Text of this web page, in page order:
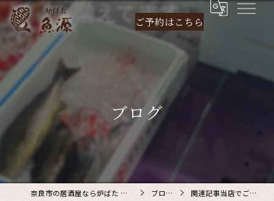
ご予約はこちら
ブログ
奈良市の居酒屋なら炉ばた 魚源 ブログ 関連記事当店でご利…